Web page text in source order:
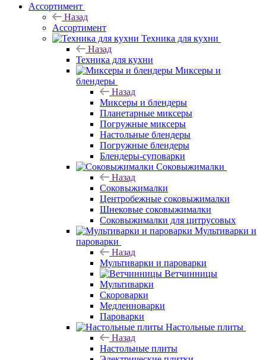
Ассортимент
Назад
Ассортимент
Техника для кухни
Назад
Техника для кухни
Миксеры и
блендеры
Назад
Миксеры и блендеры
Планетарные миксеры
Погружные миксеры
Настольные блендеры
Погружные блендеры
Блендеры-суповарки
Соковыжималки
Назад
Соковыжималки
Центробежные соковыжималки
Шнековые соковыжималки
Соковыжималки для цитрусовых
Мультиварки и
пароварки
Назад
Мультиварки и пароварки
Ветчинницы
Мультиварки
Скороварки
Медленноварки
Пароварки
Настольные плиты
Назад
Настольные плиты